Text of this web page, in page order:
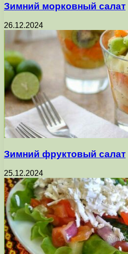
Зимний морковный салат
26.12.2024
Зимний фруктовый салат
25.12.2024